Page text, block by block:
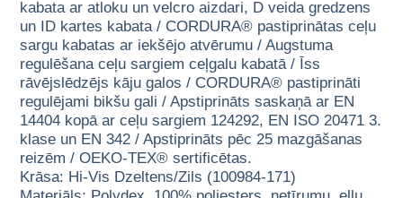
kabata ar atloku un velcro aizdari, D veida gredzens
un ID kartes kabata / CORDURA® pastiprinātas ceļu
sargu kabatas ar iekšējo atvērumu / Augstuma
regulēšana ceļu sargiem ceļgalu kabatā / Īss
rāvējslēdzējs kāju galos / CORDURA® pastiprināti
regulējami bikšu gali / Apstiprināts saskaņā ar EN
14404 kopā ar ceļu sargiem 124292, EN ISO 20471 3.
klase un EN 342 / Apstiprināts pēc 25 mazgāšanas
reizēm / OEKO-TEX® sertificētas.
Krāsa: Hi-Vis Dzeltens/Zils (100984-171)